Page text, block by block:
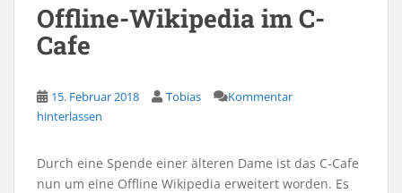
Offline-Wikipedia im C-
Cafe
15. Februar 2018 Tobias
Kommentar
hinterlassen
Durch eine Spende einer älteren Dame ist das C-Cafe
nun um eine Offline Wikipedia erweitert worden. Es